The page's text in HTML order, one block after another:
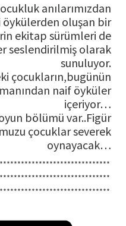
anılarımızdan
oluşan bir
ekitap sürümleri de
seslendirilmiş olarak
sunuluyor.
çocukların,bugünün
naif öyküler
içeriyor…
bölümü var..Figür
çocuklar severek
oynayacak…